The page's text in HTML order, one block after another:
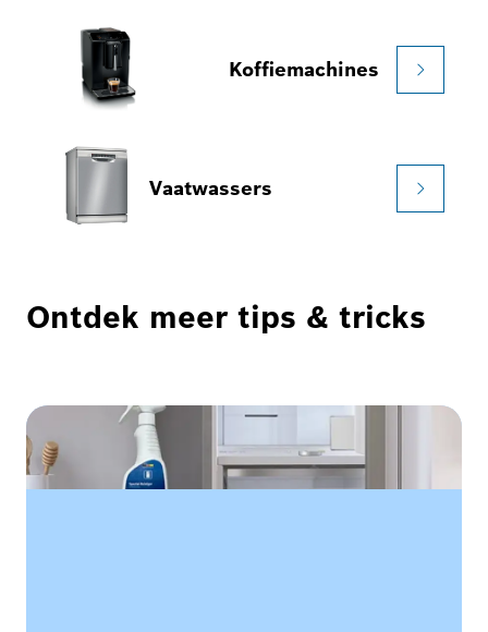
Koffiemachines
Vaatwassers
Ontdek meer tips & tricks